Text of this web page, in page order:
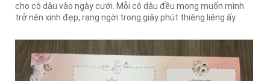
cho cô dâu vào ngày cưới. Mỗi cô dâu đều mong muốn mình
trở nên xinh đẹp, rạng ngời trong giây phút thiêng liêng ấy.